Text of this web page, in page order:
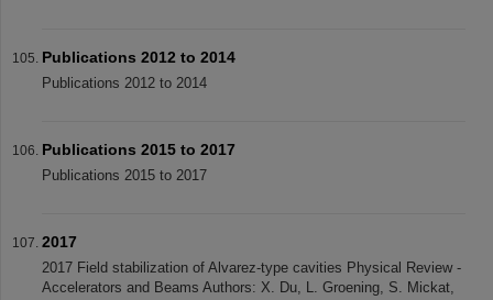
Publications 2012 to 2014
Publications 2012 to 2014
Publications 2015 to 2017
Publications 2015 to 2017
2017
2017 Field stabilization of Alvarez-type cavities Physical Review -
Accelerators and Beams Authors: X. Du, L. Groening, S. Mickat,